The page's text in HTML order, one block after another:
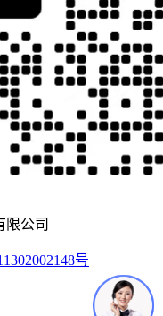
限公司
号